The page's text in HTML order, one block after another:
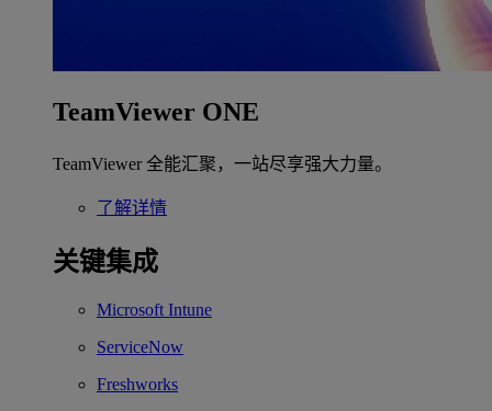
TeamViewer ONE
TeamViewer 全能汇聚，一站尽享强大力量。
了解详情
关键集成
Microsoft Intune
ServiceNow
Freshworks